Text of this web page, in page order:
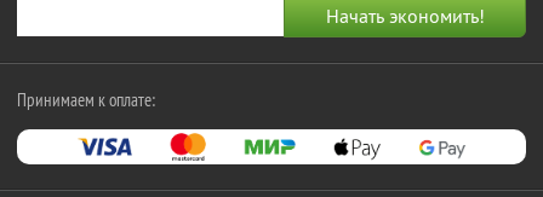
Принимаем к оплате: